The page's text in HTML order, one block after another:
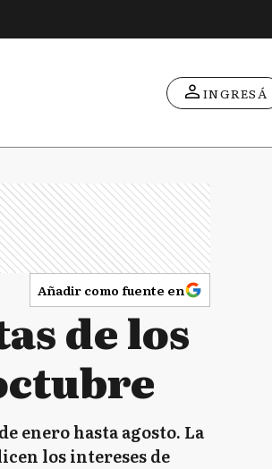
INGRESÁ
Añadir como fuente en
de los
enero hasta agosto. La
los intereses de